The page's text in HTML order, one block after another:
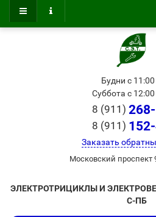
Будни с
Суббота с
8 (911)
8 (911)
Заказать
Московский проспект
ЭЛЕКТРОТРИЦИКЛЫ И
С-ПБ